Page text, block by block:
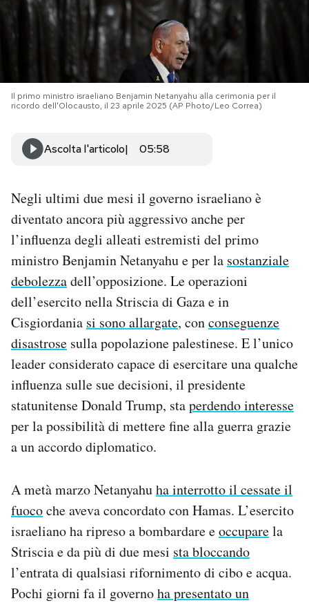
NEWSLETTER
I MIEI PREFERITI
CALENDARIO
AREA PERSONALE
Area Personale
Notifiche mobile
Regala il Post
Hai bisogno di aiuto?
Esci
Il primo ministro israeliano Benjamin Netanyahu alla cerimonia per il
ricordo dell'Olocausto, il 23 aprile 2025 (AP Photo/Leo Correa)
Ascolta l'articolo 05:58
Negli ultimi due mesi il governo israeliano è
diventato ancora più aggressivo anche per
l’influenza degli alleati estremisti del primo
ministro Benjamin Netanyahu e per la sostanziale
debolezzadell’opposizione. Le operazioni
dell’esercito nella Striscia di Gaza e in
Cisgiordania si sono allargate, conconseguenze
disastrose sulla popolazione palestinese. E l’unico
leader considerato capace di esercitare una qualche
influenza sulle sue decisioni, il presidente
statunitense Donald Trump, staperdendo interesse
per la possibilità di mettere fine alla guerra grazie
a un accordo diplomatico.
A metà marzo Netanyahuha interrotto il cessate il
fuocoche aveva concordato con Hamas. L’esercito
israeliano ha ripreso a bombardare eoccuparela
Striscia e da più di due mesi sta bloccando
l’entrata di qualsiasi rifornimento di cibo e acqua.
Pochi giorni fa il governoha presentato un